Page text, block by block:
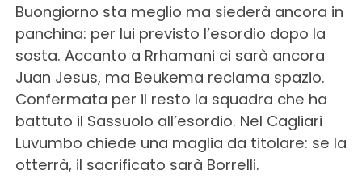
Buongiorno sta meglio ma siederà ancora in
panchina: per lui previsto l’esordio dopo la
sosta. Accanto a Rrhamani ci sarà ancora
Juan Jesus, ma Beukema reclama spazio.
Confermata per il resto la squadra che ha
battuto il Sassuolo all’esordio. Nel Cagliari
Luvumbo chiede una maglia da titolare: se la
otterrà, il sacrificato sarà Borrelli.